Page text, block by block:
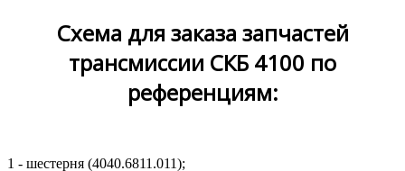
Схема для заказа запчастей
трансмиссии СКБ 4100 по
референциям:
1 - шестерня (4040.6811.011);